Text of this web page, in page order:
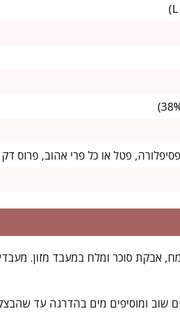
אבקת סוכר ומלח במעבד מזון.
שוב ומוסיפים מים בהדרגה עד